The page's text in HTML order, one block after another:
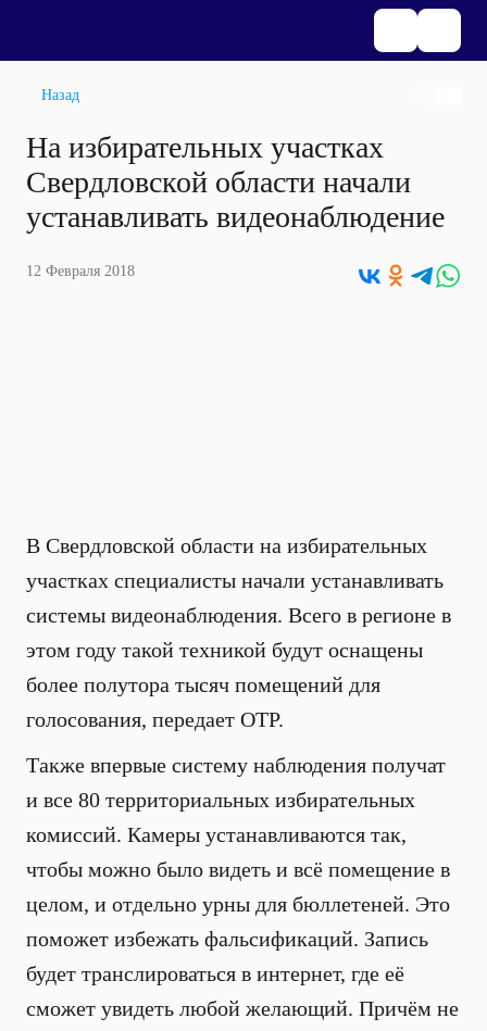
Назад
На избирательных участках
Свердловской области начали
устанавливать видеонаблюдение
12 Февраля 2018
В Свердловской области на избирательных
участках специалисты начали устанавливать
системы видеонаблюдения. Всего в регионе в
этом году такой техникой будут оснащены
более полутора тысяч помещений для
голосования, передает ОТР.
Также впервые систему наблюдения получат
и все 80 территориальных избирательных
комиссий. Камеры устанавливаются так,
чтобы можно было видеть и всё помещение в
целом, и отдельно урны для бюллетеней. Это
поможет избежать фальсификаций. Запись
будет транслироваться в интернет, где её
сможет увидеть любой желающий. Причём не